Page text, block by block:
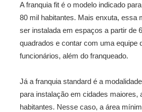
A franquia fit é o modelo indicado
80 mil habitantes. Mais enxuta, essa
ser instalada em espaços a partir de
quadrados e contar com uma equipe
funcionários, além do franqueado.
Já a franquia standard é a
para instalação em cidades maiores,
habitantes. Nesse caso, a área